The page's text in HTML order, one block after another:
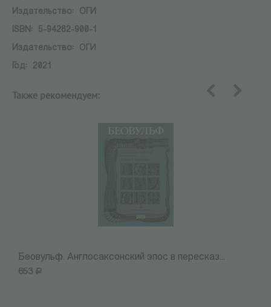
Издательство:
ОГИ
ISBN:
5-94282-900-1
Издательство:
ОГИ
Год:
2021
Также рекомендуем:
Беовульф. Англосаксонский эпос в пересказ...
653 Р